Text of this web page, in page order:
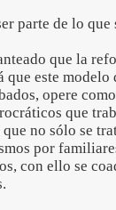
parte de lo
que la
que este
opere
que
no sólo se
por
con ello se